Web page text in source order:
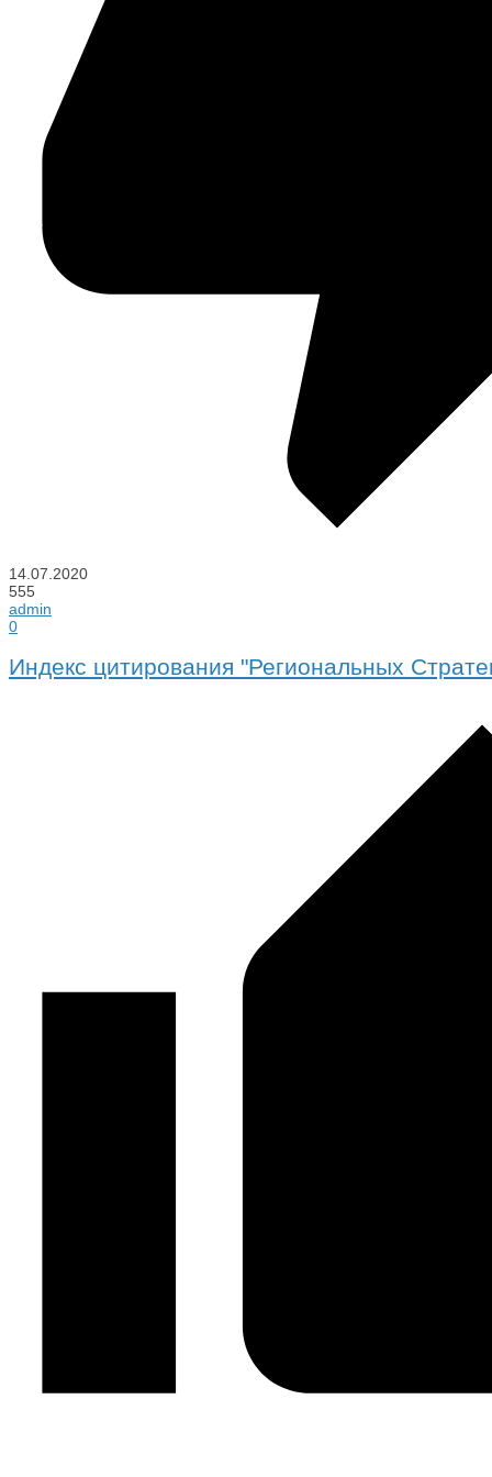
14.07.2020
555
admin
0
Индекс цитирования "Региональных